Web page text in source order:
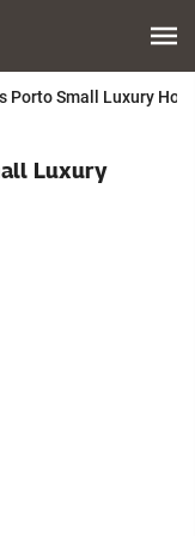
Porto Small Luxury
Luxury